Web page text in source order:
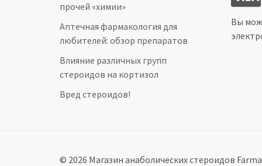
прочей «химии»
Аптечная фармакология для
любителей: обзор препаратов
Влияние различных групп
стероидов на кортизол
Вред стероидов!
Вы
© 2026 Магазин анаболических стероидов